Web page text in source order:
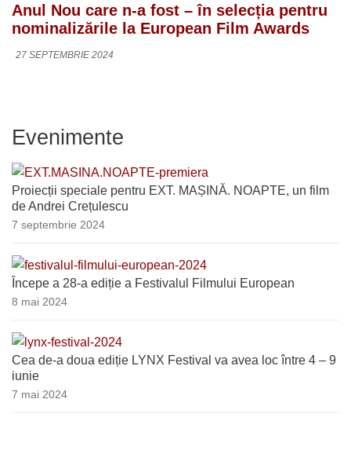
Anul Nou care n-a fost – în selecția pentru
nominalizările la European Film Awards
27 SEPTEMBRIE 2024
Evenimente
Proiecții speciale pentru EXT. MAȘINĂ. NOAPTE, un film
de Andrei Crețulescu
7 septembrie 2024
Începe a 28-a ediție a Festivalul Filmului European
8 mai 2024
Cea de-a doua ediție LYNX Festival va avea loc între 4 – 9
iunie
7 mai 2024